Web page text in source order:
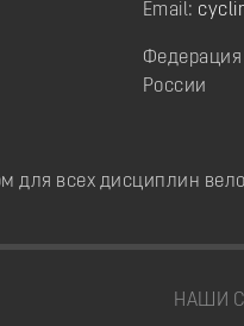
Email:
Федерация
России
всех дисциплин
НАШИ